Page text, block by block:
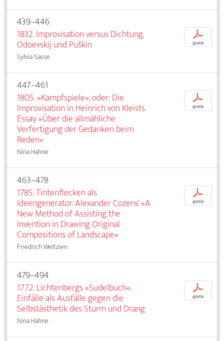
439–446
1832. Improvisation versus Dichtung.
Odoevskij und Puškin
Sylvia Sasse
p
gratis
447–461
1805. »Kampfspiele«, oder: Die
Improvisation in Heinrich von Kleists
Essay »Über die allmähliche
Verfertigung der Gedanken beim
Reden«
Nina Hahne
p
gratis
463–478
1785. Tintenflecken als
Ideengenerator. Alexander Cozens’ »A
New Method of Assisting the
Invention in Drawing Original
Compositions of Landscape«
Friedrich Weltzien
p
gratis
479–494
1772. Lichtenbergs »Sudelbuch«.
Einfälle als Ausfälle gegen die
Selbstästhetik des Sturm und Drang
Nina Hahne
p
gratis